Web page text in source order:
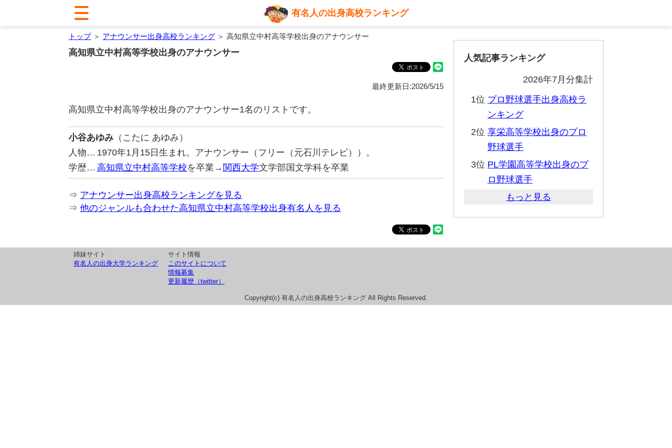
有名人の出身高校ランキング
トップ＞ アナウンサー出身高校ランキング ＞ 高知県立中村高等学校出身のアナウンサー
高知県立中村高等学校出身のアナウンサー
最終更新日:2026/5/15
高知県立中村高等学校出身のアナウンサー1名のリストです。
小谷あゆみ （こたに あゆみ）
人物… 1970年1月15日生まれ。アナウンサー（フリー（元石川テレビ））。
学歴… 高知県立中村高等学校を卒業→ 関西大学文学部国文学科を卒業
⇒ アナウンサー出身高校ランキングを見る
⇒ 他のジャンルも合わせた高知県立中村高等学校出身有名人を見る
人気記事ランキング
2026年7月分集計
1位 プロ野球選手出身高校ラ
ンキング
2位 享栄高等学校出身のプロ
野球選手
3位 PL学園高等学校出身のプ
ロ野球選手
もっと見る
姉妹サイト
有名人の出身大学ランキング
サイト情報
このサイトについて
情報募集
更新履歴（twitter）
Copyright(c) 有名人の出身高校ランキング All Rights Reserved.